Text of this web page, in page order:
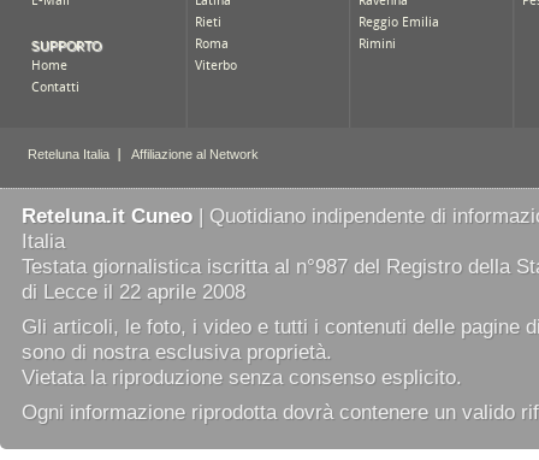
Reteluna.it Cuneo | Quotidiano indipendente di
Italia
Testata giornalistica iscritta al n°987 del Registro della
di Lecce il 22 aprile 2008
Gli articoli, le foto, i video e tutti i contenuti delle pagine
sono di nostra esclusiva proprietà.
Vietata la riproduzione senza consenso esplicito.
Ogni informazione riprodotta dovrà contenere un valido